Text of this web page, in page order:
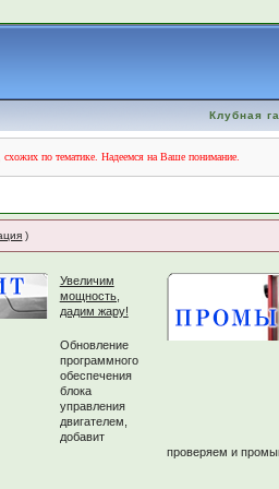
Клубная
по тематике. Надеемся на Ваше понимание.
)
Увеличим
мощность,
дадим жару!
Обновление
программного
обеспечения
блока
управления
двигателем,
добавит
проверяем и